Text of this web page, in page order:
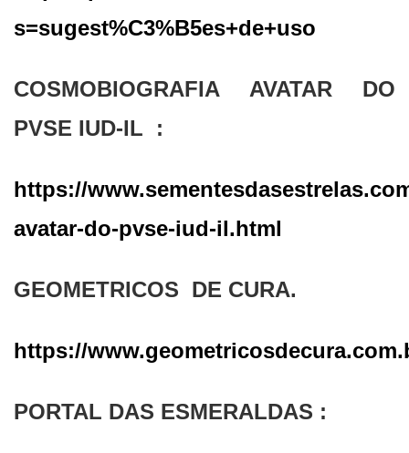
s=sugest%C3%B5es+de+uso
COSMOBIOGRAFIA AVATAR DO
PVSE IUD-IL :
https://
avatar-do-pvse-iud-il.html
GEOMETRICOS DE CURA.
https://
PORTAL DAS ESMERALDAS :